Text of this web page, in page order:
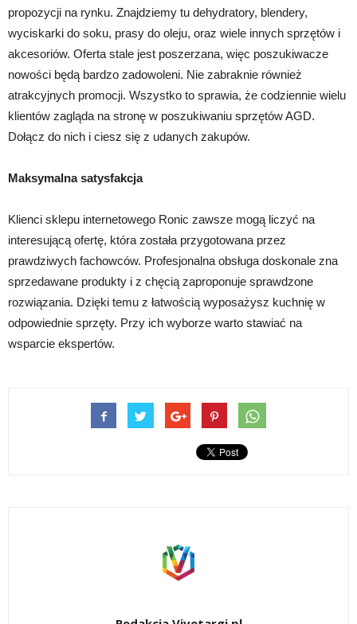
propozycji na rynku. Znajdziemy tu dehydratory, blendery,
wyciskarki do soku, prasy do oleju, oraz wiele innych sprzętów i
akcesoriów. Oferta stale jest poszerzana, więc poszukiwacze
nowości będą bardzo zadowoleni. Nie zabraknie również
atrakcyjnych promocji. Wszystko to sprawia, że codziennie wielu
klientów zagląda na stronę w poszukiwaniu sprzętów AGD.
Dołącz do nich i ciesz się z udanych zakupów.
Maksymalna satysfakcja
Klienci sklepu internetowego Ronic zawsze mogą liczyć na
interesującą ofertę, która została przygotowana przez
prawdziwych fachowców. Profesjonalna obsługa doskonale zna
sprzedawane produkty i z chęcią zaproponuje sprawdzone
rozwiązania. Dzięki temu z łatwością wyposażysz kuchnię w
odpowiednie sprzęty. Przy ich wyborze warto stawiać na
wsparcie ekspertów.